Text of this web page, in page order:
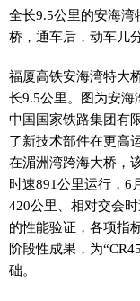
全长9.5公里的安海
桥，通车后，动车几
福厦高铁安海湾特大
长9.5公里。图为安海
中国国家铁路集团有
了新技术部件在更高
在湄洲湾跨海大桥，
时速891公里运行，6
420公里、相对交会
的性能验证，各项指
阶段性成果，为
础。